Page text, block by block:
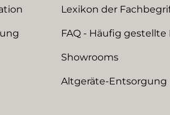
Lexikon der
FAQ - Häufig gestellte
Showrooms
Altgeräte-Entsorgung